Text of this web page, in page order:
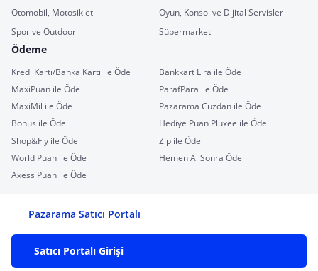
Otomobil, Motosiklet
Oyun, Konsol ve Dijital Servisler
Spor ve Outdoor
Süpermarket
Ödeme
Kredi Kartı/Banka Kartı ile Öde
Bankkart Lira ile Öde
MaxiPuan ile Öde
ParafPara ile Öde
MaxiMil ile Öde
Pazarama Cüzdan ile Öde
Bonus ile Öde
Hediye Puan Pluxee ile Öde
Shop&Fly ile Öde
Zip ile Öde
World Puan ile Öde
Hemen Al Sonra Öde
Axess Puan ile Öde
Pazarama Satıcı Portalı
Satıcı Portalı Girişi